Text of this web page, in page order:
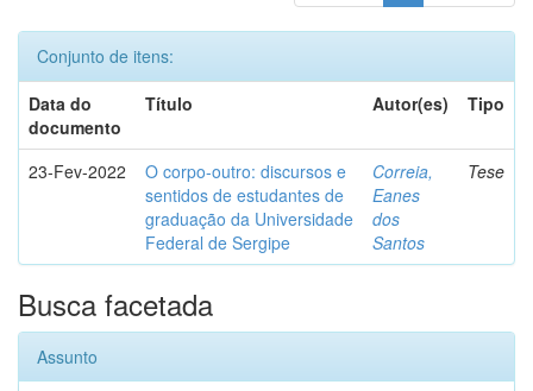
Conjunto de itens:
Data do
documento
Título Autor(es) Tipo
23-Fev-2022
O corpo-outro: discursos e
sentidos de estudantes de
graduação da Universidade
Federal de Sergipe
Correia,
Eanes
dos
Santos
Tese
Busca facetada
Assunto